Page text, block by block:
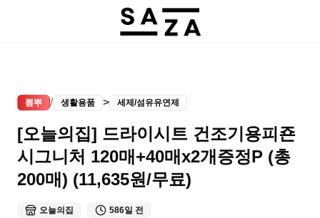
뽐뿌 / 생활용품 > 세제/섬유유연제
[오늘의집] 드라이시트 건조기용피죤
시그니처 120매+40매x2개증정P (총
200매) (11,635원/무료)
오늘의집 586일 전